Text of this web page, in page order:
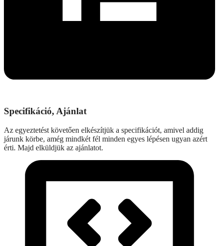
Specifikáció, Ajánlat
Az egyeztetést követően elkészítjük a specifikációt, amivel addig
járunk körbe, amég mindkét fél minden egyes lépésen ugyan azért
érti. Majd elküldjük az ajánlatot.